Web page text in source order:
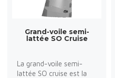
Grand-voile semi-
lattée SO Cruise
La grand-voile semi-
lattée SO cruise est la